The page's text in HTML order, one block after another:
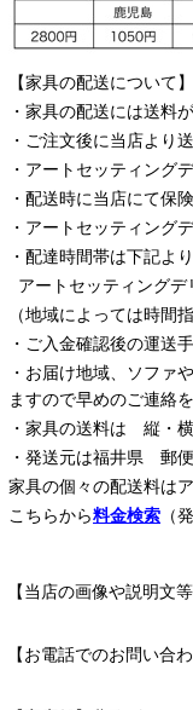
【家具の配送について】
・家具の配送には送料
・ご注文後に当店より
・ アートセッティング
・配送時に当店にて保
・ アートセッティング
・配達時間帯は下記よ
アートセッティングデ
（地域によっては時間
・ご入金確認後の運
・お届け地域、ソファ
ますので早めのご連絡
・家具の送料は 縦・
・発送元は福井県 郵
家具の個々の配送料は
こちらから料金検索 （
【当店の画像や説明文
【お電話でのお問い